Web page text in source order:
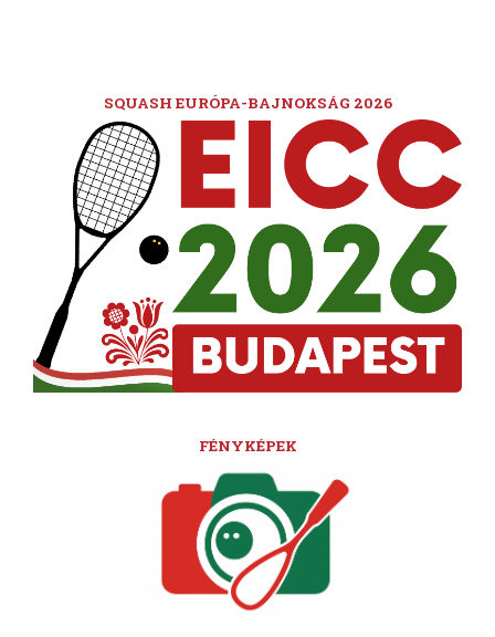
SQUASH EURÓPA-BAJNOKSÁG 2026
FÉNYKÉPEK